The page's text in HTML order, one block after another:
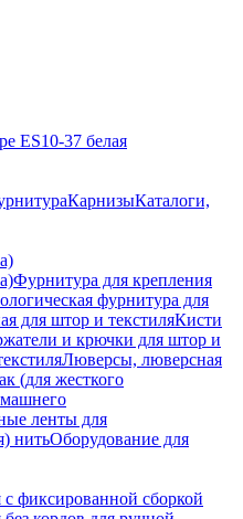
ES10-37 белая
КарнизыКаталоги,
Фурнитура для крепления
фурнитура для
для штор и текстиляКисти
и крючки для штор и
Люверсы, люверсная
(для жесткого
ленты для
нитьОборудование для
фиксированной сборкой